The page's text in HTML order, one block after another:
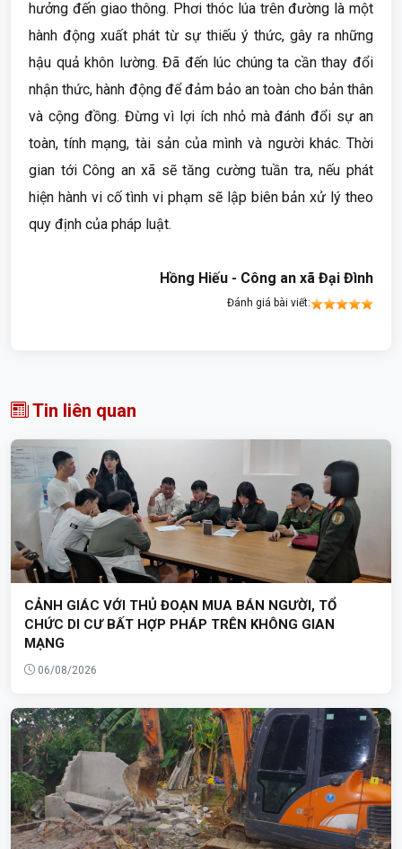
hưởng đến giao thông. Phơi thóc lúa trên đường là một
hành động xuất phát từ sự thiếu ý thức, gây ra những
hậu quả khôn lường. Đã đến lúc chúng ta cần thay đổi
nhận thức, hành động để đảm bảo an toàn cho bản thân
và cộng đồng. Đừng vì lợi ích nhỏ mà đánh đổi sự an
toàn, tính mạng, tài sản của mình và người khác. Thời
gian tới Công an xã sẽ tăng cường tuần tra, nếu phát
hiện hành vi cố tình vi phạm sẽ lập biên bản xử lý theo
quy định của pháp luật.
Hồng Hiếu - Công an xã Đại Đình
Đánh giá bài viết:
Tin liên quan
CẢNH GIÁC VỚI THỦ ĐOẠN MUA BÁN NGƯỜI, TỔ
CHỨC DI CƯ BẤT HỢP PHÁP TRÊN KHÔNG GIAN
MẠNG
06/08/2026